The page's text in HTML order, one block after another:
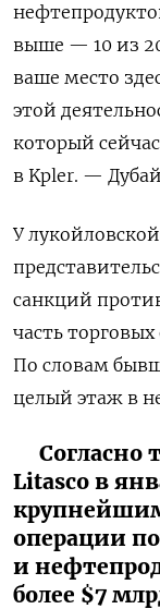
выше — 10 из
ваше место
этой
который
в Kpler. —
У
санкций
часть
По словам
целый этаж в
Litasco в
операции
и
более $7